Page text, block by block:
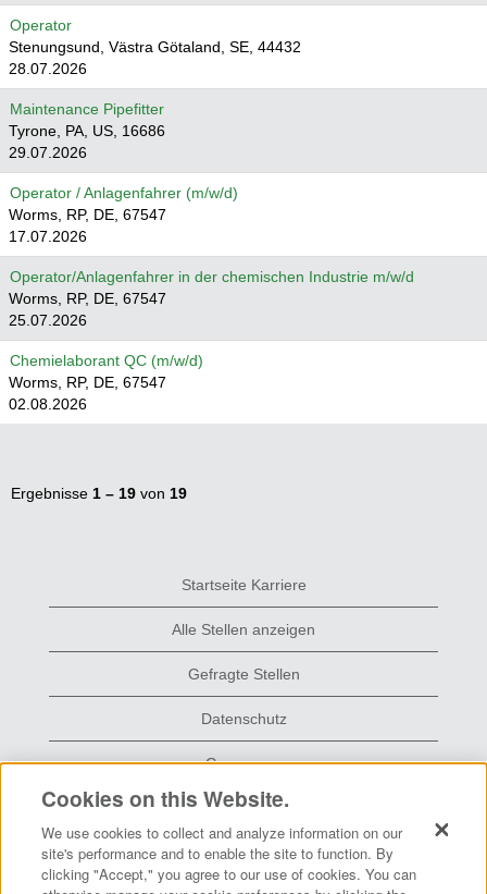
Operator
Stenungsund, Västra Götaland, SE, 44432
28.07.2026
Maintenance Pipefitter
Tyrone, PA, US, 16686
29.07.2026
Operator / Anlagenfahrer (m/w/d)
Worms, RP, DE, 67547
17.07.2026
Operator/Anlagenfahrer in der chemischen Industrie m/w/d
Worms, RP, DE, 67547
25.07.2026
Chemielaborant QC (m/w/d)
Worms, RP, DE, 67547
02.08.2026
Ergebnisse 1 – 19 von 19
Startseite Karriere
Alle Stellen anzeigen
Gefragte Stellen
Datenschutz
Grace.com
W
i
r
W
i
r
W
i
r
Cookies on this Website.
We use cookies to collect and analyze information on our
site's performance and to enable the site to function. By
clicking "Accept," you agree to our use of cookies. You can